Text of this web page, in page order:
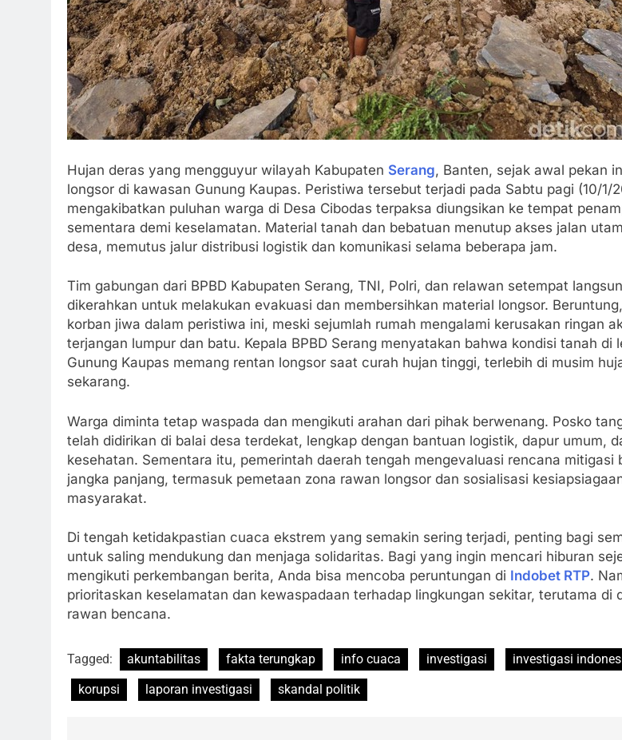
Hujan deras yang mengguyur wilayah Kabupaten Serang, Banten, sejak awal pekan
longsor di kawasan Gunung Kaupas. Peristiwa tersebut terjadi pada Sabtu pagi (10/1/
mengakibatkan puluhan warga di Desa Cibodas terpaksa diungsikan ke tempat
sementara demi keselamatan. Material tanah dan bebatuan menutup akses jalan
desa, memutus jalur distribusi logistik dan komunikasi selama beberapa jam.
Tim gabungan dari BPBD Kabupaten Serang, TNI, Polri, dan relawan setempat
dikerahkan untuk melakukan evakuasi dan membersihkan material longsor.
korban jiwa dalam peristiwa ini, meski sejumlah rumah mengalami kerusakan ringan
terjangan lumpur dan batu. Kepala BPBD Serang menyatakan bahwa kondisi tanah di
Gunung Kaupas memang rentan longsor saat curah hujan tinggi, terlebih di musim
sekarang.
Warga diminta tetap waspada dan mengikuti arahan dari pihak berwenang. Posko
telah didirikan di balai desa terdekat, lengkap dengan bantuan logistik, dapur umum,
kesehatan. Sementara itu, pemerintah daerah tengah mengevaluasi rencana mitigasi
jangka panjang, termasuk pemetaan zona rawan longsor dan sosialisasi
masyarakat.
Di tengah ketidakpastian cuaca ekstrem yang semakin sering terjadi, penting bagi
untuk saling mendukung dan menjaga solidaritas. Bagi yang ingin mencari hiburan
mengikuti perkembangan berita, Anda bisa mencoba peruntungan di Indobet RTP.
prioritaskan keselamatan dan kewaspadaan terhadap lingkungan sekitar, terutama di
rawan bencana.
Tagged: akuntabilitas fakta terungkap info cuaca investigasi
investigasi
korupsi
laporan investigasi skandal politik